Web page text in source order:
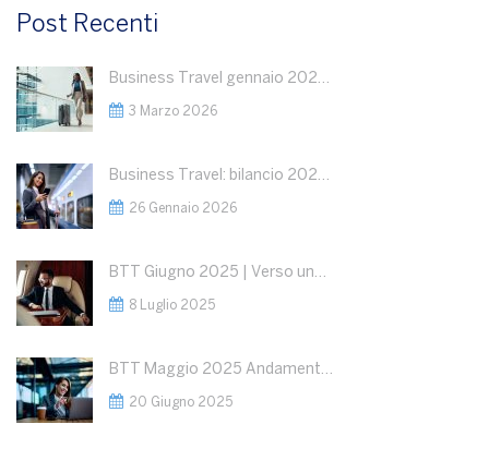
Post Recenti
Business Travel gennaio 2026: dati in crescita
3 Marzo 2026
Business Travel: bilancio 2025 e outlook 2026
26 Gennaio 2026
BTT Giugno 2025 | Verso una Nuova Fase del Business Travel: Segnali Positivi, ma la Geopolitica Detterà le Regole del Gioco
8 Luglio 2025
BTT Maggio 2025 Andamento del Business Travel : Razionalizzazione della spesa a fronte di volumi stabili
20 Giugno 2025